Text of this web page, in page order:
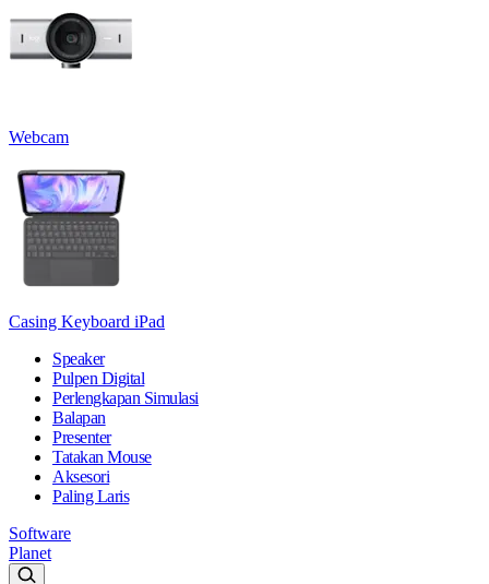
Webcam
Casing Keyboard iPad
Speaker
Pulpen Digital
Perlengkapan Simulasi
Balapan
Presenter
Tatakan Mouse
Aksesori
Paling Laris
Software
Planet